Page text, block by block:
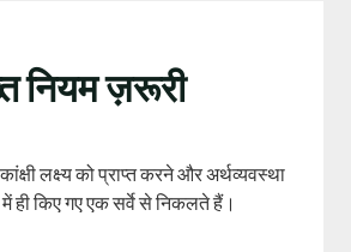
नियम ज़रूरी
लक्ष्य को प्राप्त करने और अर्थव्यवस्था
ही किए गए एक सर्वे से निकलते हैं।